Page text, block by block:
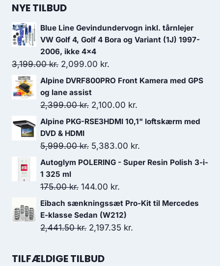
NYE TILBUD
Blue Line Gevindundervogn inkl. tårnlejer
VW Golf 4, Golf 4 Bora og Variant (1J) 1997-
2006, ikke 4x4
3,199.00kr. Den
oprindelige
pris
var:
3,199.00 kr..
2,099.00 kr.
aktuelle
er:
2,099.00 kr..
Alpine DVRF800PRO Front Kamera med GPS
og lane assist
2,399.00kr. Den
oprindelige
var:
2,399.00 kr..
2,100.00 kr.
aktuelle
er:
2,100.00 kr..
Alpine PKG-RSE3HDMI 10,1" loftskærm med
DVD & HDMI
5,999.00kr. Den
oprindelige
var:
5,999.00 kr..
5,383.00 kr.
aktuelle
5,383.00 kr..
Autoglym POLERING - Super Resin Polish 3-i-
1 325 ml
175.00kr. Den
oprindelige
pris
var:
144.00 kr.
aktuelle
pris
er:
Eibach sænkningssæt Pro-Kit til Mercedes
E-klasse Sedan (W212)
2,441.50kr. Den
pris
2,197.35 kr.
TILFÆLDIGE TILBUD